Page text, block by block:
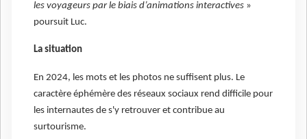
les voyageurs par le biais d’animations interactives »
poursuit Luc.
La situation
En 2024, les mots et les photos ne suffisent plus. Le
caractère éphémère des réseaux sociaux rend difficile pour
les internautes de s'y retrouver et contribue au
surtourisme.